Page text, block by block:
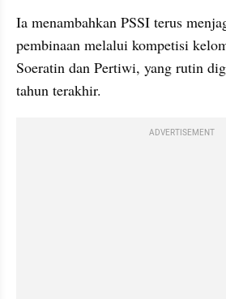
Ia menambahkan PSSI terus
pembinaan melalui kompetisi
Soeratin dan Pertiwi, yang rutin
tahun terakhir.
ADVERTISEMENT